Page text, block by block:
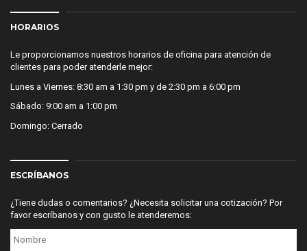
HORARIOS
Le proporcionamos nuestros horarios de oficina para atención de
clientes para poder atenderle mejor:
Lunes a Viernes: 8:30 am a 1:30 pm y de 2:30 pm a 6:00 pm
Sábado: 9:00 am a 1:00 pm
Domingo: Cerrado
ESCRÍBANOS
¿Tiene dudas o comentarios? ¿Necesita solicitar una cotización? Por
favor escríbanos y con gusto le atenderemos: